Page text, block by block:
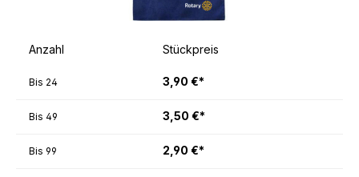
Anzahl Stückpreis
Bis 24 3,90 €*
Bis 49 3,50 €*
Bis 99 2,90 €*